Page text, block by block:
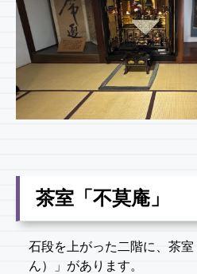
茶室「不莫庵」
石段を上がった二階に、茶
ん）」があります。